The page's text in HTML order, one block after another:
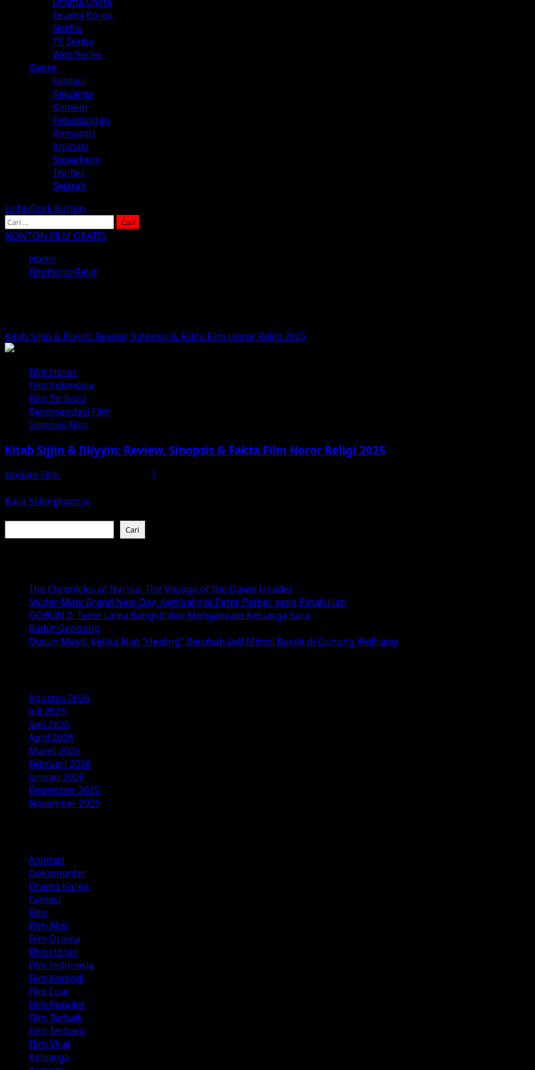
Drama Korea
Netflix
TV Series
Web Series
Genre
Fantasi
Keluarga
Komedi
Petualangan
Romantis
Animasi
Superhero
Thriller
Sejarah
Light/Dark Button
Cari
untuk:
NONTON FILM GRATIS
Home
FilmHororReligi
Kitab Sijjin & Illiyyin: Review, Sinopsis & Fakta Film Horor Religi 2025
Film Horor
Film Indonesia
Film Terbaru
Rekomendasi Film
Sinopsis Film
Kitab Sijjin & Illiyyin: Review, Sinopsis & Fakta Film Horor Religi 2025
Update Film
1
Baca Selengkapnya
Kitab
Review,
Sinopsis
&
Fakta
Film
Cari
The Chronicles of Narnia: The Voyage of the Dawn Treader
Spider-Man: Brand New Day, Kembalinya Peter Parker yang Patah Hati
GOBLIN 2: Teror Lama Bangkit dan Mengancam Keluarga Sara
Badut Gendong
Dusun Mayit: Ketika Niat “Healing” Berubah Jadi Mimpi Buruk di Gunung Welirang
Agustus 2026
Juli 2026
Juni 2026
April 2026
Maret 2026
Februari 2026
Januari 2026
Desember 2025
November 2025
Animasi
Dokumenter
Drama Korea
Fantasi
Film
Film Aksi
Film Drama
Film Horor
Film Indonesia
Film Komedi
Film Luar
Film Populer
Film Terbaik
Film Terbaru
Film Viral
Keluarga